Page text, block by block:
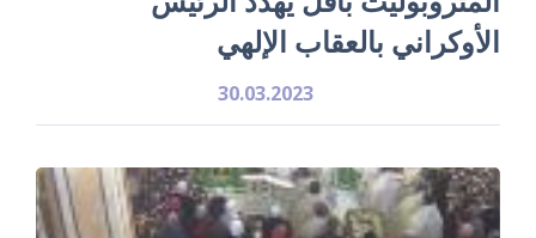
الأوكراني بالعقاب الإلهي
30.03.2023